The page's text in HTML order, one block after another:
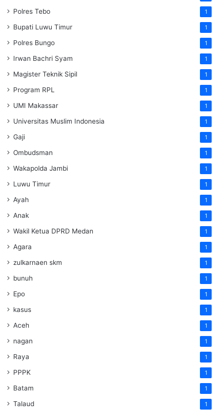
Polres Tebo 1
Bupati Luwu Timur 1
Polres Bungo 1
Irwan Bachri Syam 1
Magister Teknik Sipil 1
Program RPL 1
UMI Makassar 1
Universitas Muslim Indonesia 1
Gaji 1
Ombudsman 1
Wakapolda Jambi 1
Luwu Timur 1
Ayah 1
Anak 1
Wakil Ketua DPRD Medan 1
Agara 1
zulkarnaen skm 1
bunuh 1
Epo 1
kasus 1
Aceh 1
nagan 1
Raya 1
PPPK 1
Batam 1
Talaud 1